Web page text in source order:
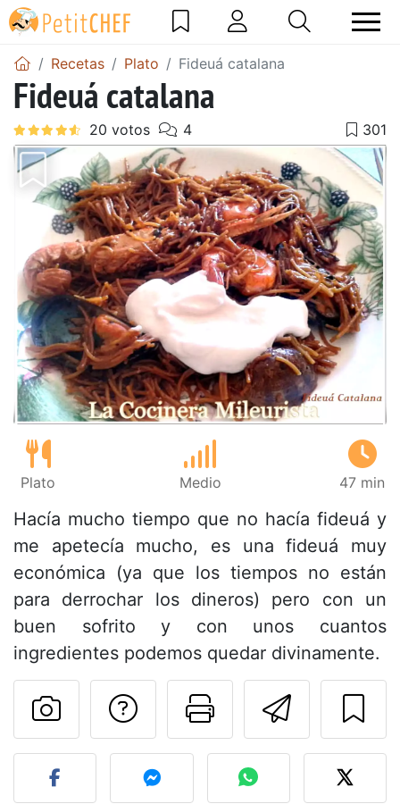
Recetas Plato Fideuá catalana
Fideuá catalana
Plato Medio 47 min
Hacía mucho tiempo que no hacía fideuá y
me apetecía mucho, es una fideuá muy
económica (ya que los tiempos no están
para derrochar los dineros) pero con un
buen sofrito y con unos cuantos
ingredientes podemos quedar divinamente.
Imprimir
Preguntar al autor
Publicar la foto de esta